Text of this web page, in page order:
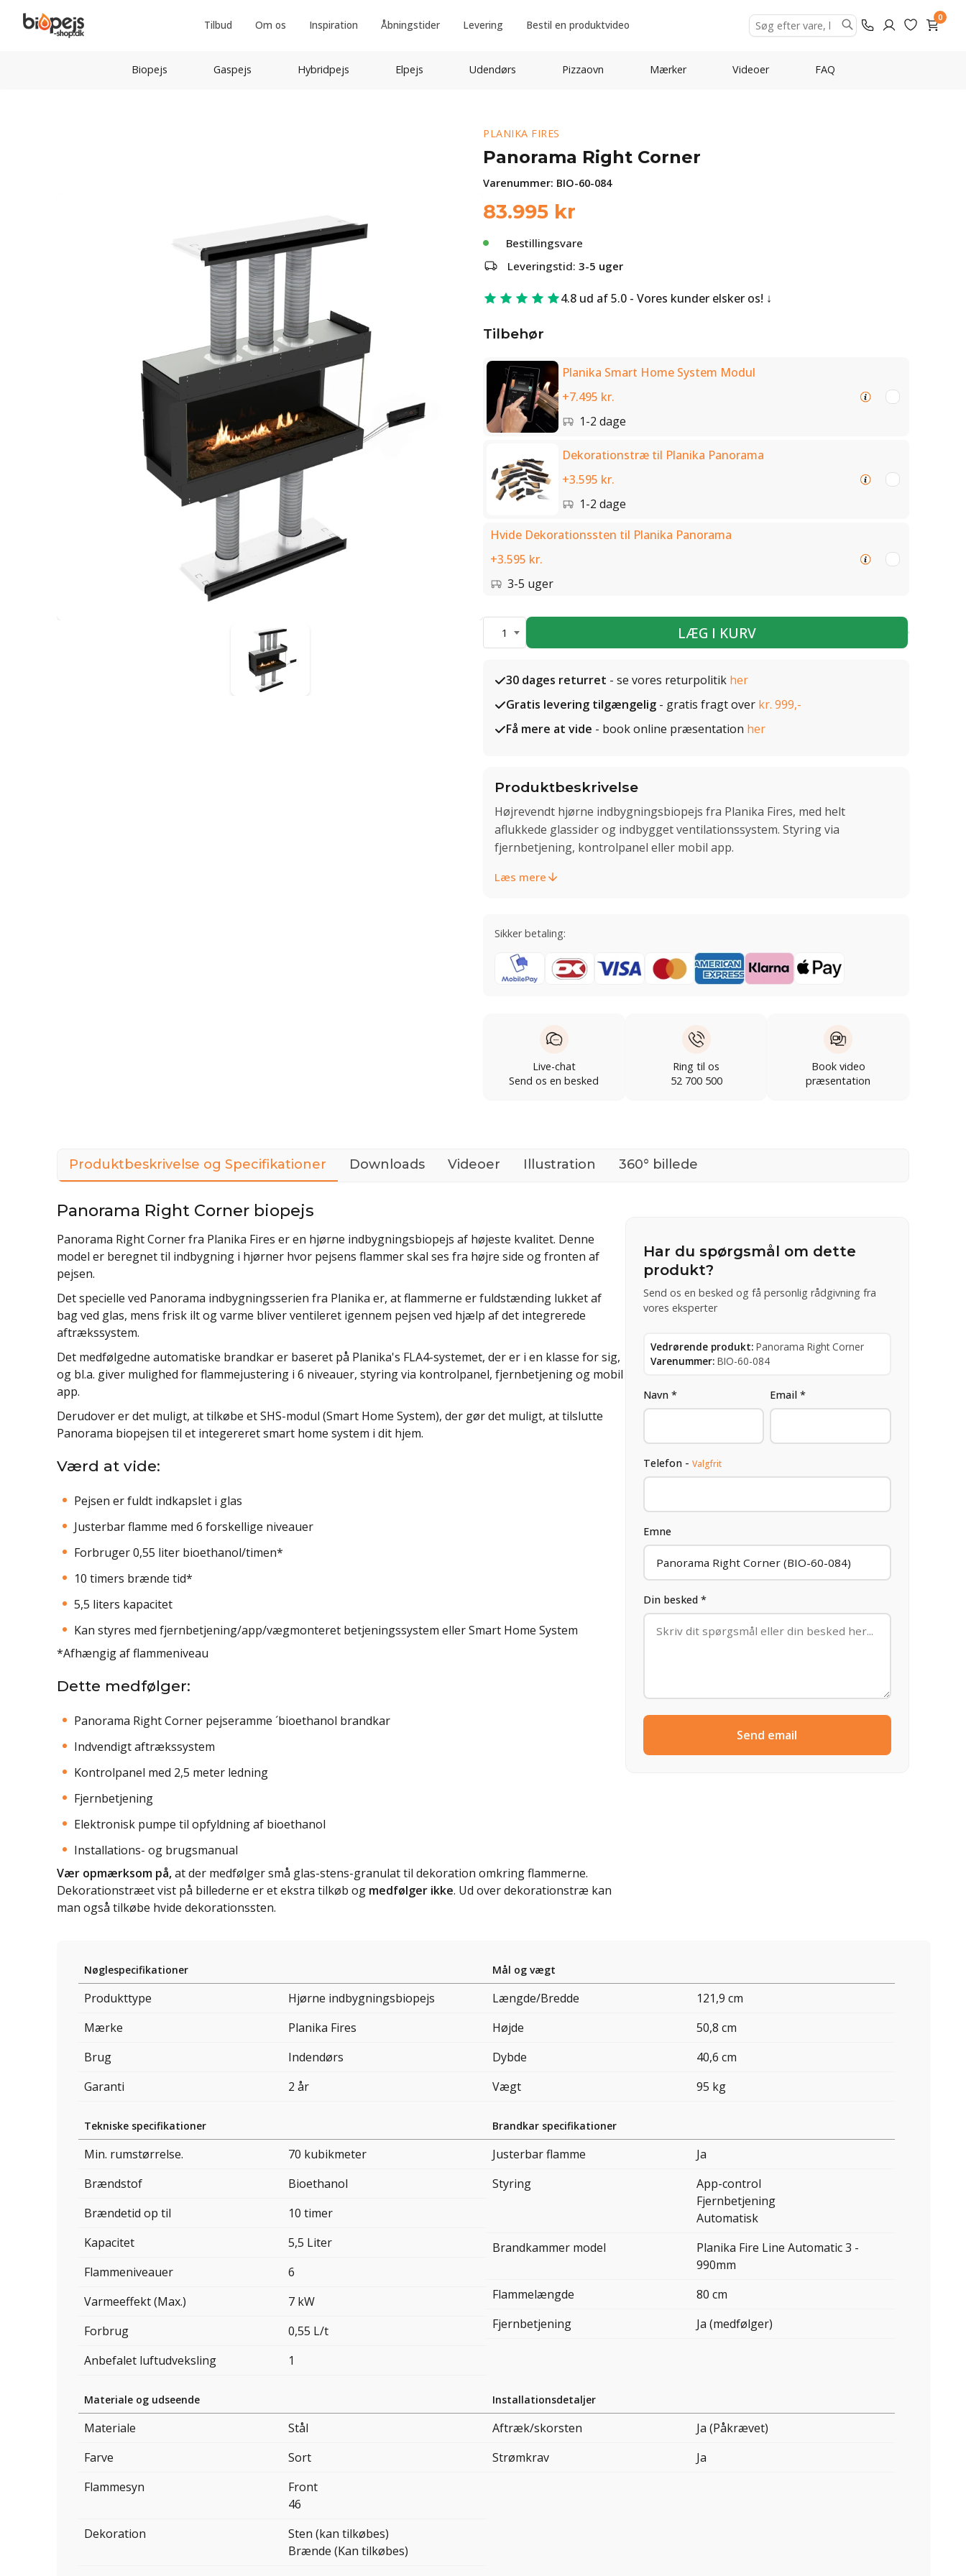
Tilbud Om os Inspiration Åbningstider Levering Bestil en produktvideo
0
Biopejs Gaspejs Hybridpejs Elpejs Udendørs Pizzaovn Mærker Videoer FAQ
PLANIKA FIRES
Panorama Right Corner
Varenummer: BIO-60-084
83.995 kr
Bestillingsvare
Leveringstid: 3-5 uger
4.8 ud af 5.0 - Vores kunder elsker os!
Tilbehør
Planika Smart Home System Modul
+7.495 kr.
1-2 dage
Dekorationstræ til Planika Panorama
+3.595 kr.
1-2 dage
Hvide Dekorationssten til Planika Panorama
+3.595 kr.
3-5 uger
1 LÆG I KURV
30 dages returret - se vores returpolitik her
Gratis levering tilgængelig - gratis fragt over kr. 999,-
Få mere at vide - book online præsentation her
Produktbeskrivelse
Højrevendt hjørne indbygningsbiopejs fra Planika Fires, med helt
aflukkede glassider og indbygget ventilationssystem. Styring via
fjernbetjening, kontrolpanel eller mobil app.
Læs mere
Sikker betaling:
Live-chat
Send os en besked
Ring til os
52 700 500
Book video
præsentation
Produktbeskrivelse og Specifikationer Downloads Videoer Illustration 360° billede
Panorama Right Corner biopejs
Panorama Right Corner fra Planika Fires er en hjørne indbygningsbiopejs af højeste kvalitet. Denne
model er beregnet til indbygning i hjørner hvor pejsens flammer skal ses fra højre side og fronten af
pejsen.
Det specielle ved Panorama indbygningsserien fra Planika er, at flammerne er fuldstænding lukket af
bag ved glas, mens frisk ilt og varme bliver ventileret igennem pejsen ved hjælp af det integrerede
aftrækssystem.
Det medfølgedne automatiske brandkar er baseret på Planika's FLA4-systemet, der er i en klasse for sig,
og bl.a. giver mulighed for flammejustering i 6 niveauer, styring via kontrolpanel, fjernbetjening og mobil
app.
Derudover er det muligt, at tilkøbe et SHS-modul (Smart Home System), der gør det muligt, at tilslutte
Panorama biopejsen til et integereret smart home system i dit hjem.
Værd at vide:
Pejsen er fuldt indkapslet i glas
Justerbar flamme med 6 forskellige niveauer
Forbruger 0,55 liter bioethanol/timen*
10 timers brænde tid*
5,5 liters kapacitet
Kan styres med fjernbetjening/app/vægmonteret betjeningssystem eller Smart Home System
*Afhængig af flammeniveau
Dette medfølger:
Panorama Right Corner pejseramme ´bioethanol brandkar
Indvendigt aftrækssystem
Kontrolpanel med 2,5 meter ledning
Fjernbetjening
Elektronisk pumpe til opfyldning af bioethanol
Installations- og brugsmanual
Vær opmærksom på,at der medfølger små glas-stens-granulat til dekoration omkring flammerne.
Dekorationstræet vist på billederne er et ekstra tilkøb og medfølger ikke. Ud over dekorationstræ kan
man også tilkøbe hvide dekorationssten.
Har du spørgsmål om dette
produkt?
Send os en besked og få personlig rådgivning fra
vores eksperter
Vedrørende produkt: Panorama Right Corner
Varenummer: BIO-60-084
Navn * Email *
Telefon - Valgfrit
Emne
Din besked *
Send email
Nøglespecifikationer
Produkttype
Hjørne indbygningsbiopejs
Mærke
Planika Fires
Brug
Indendørs
Garanti
2 år
Mål og vægt
Længde/Bredde
121,9 cm
Højde
50,8 cm
Dybde
40,6 cm
Vægt
95 kg
Tekniske specifikationer
Min. rumstørrelse.
70 kubikmeter
Brændstof
Bioethanol
Brændetid op til
10 timer
Kapacitet
5,5 Liter
Flammeniveauer
6
Varmeeffekt (Max.)
7 kW
Forbrug
0,55 L/t
Anbefalet luftudveksling
1
Brandkar specifikationer
Justerbar flamme
Ja
Styring
App-control
Fjernbetjening
Automatisk
Brandkammer model
Planika Fire Line Automatic 3 -
990mm
Flammelængde
80 cm
Fjernbetjening
Ja (medfølger)
Materiale og udseende
Materiale
Stål
Farve
Sort
Flammesyn
Front
46
Dekoration
Sten (kan tilkøbes)
Brænde (Kan tilkøbes)
Installationsdetaljer
Aftræk/skorsten
Ja (Påkrævet)
Strømkrav
Ja